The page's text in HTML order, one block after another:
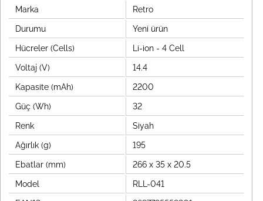
Marka Retro
Durumu Yeni ürün
Hücreler (Cells) Li-ion - 4 Cell
Voltaj (V) 14.4
Kapasite (mAh) 2200
Güç (Wh) 32
Renk Siyah
Ağırlık (g) 195
Ebatlar (mm) 266 x 35 x 20.5
Model RLL-041